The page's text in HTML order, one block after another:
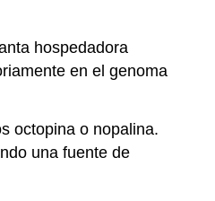
hospedadora
en el genoma
octopina o nopalina.
una fuente de